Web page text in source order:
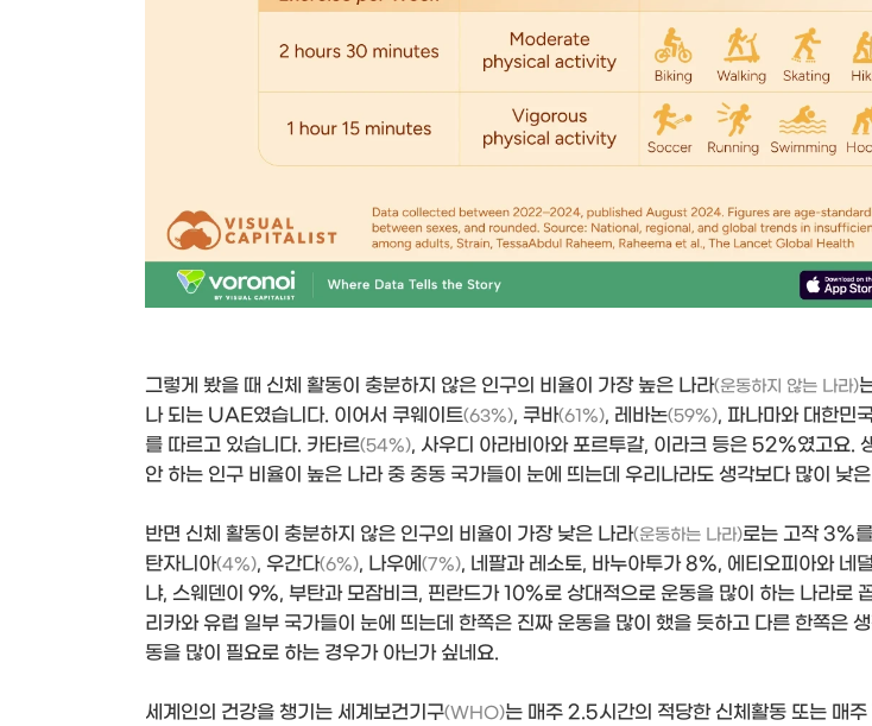
그렇게 봤을 때 신체 활동이 충분하지 않은 인구의 비율이 가장 높은 나라(운동하지 않는 나라)
나 되는 UAE였습니다. 이어서 쿠웨이트(63%), 쿠바(61%), 레바논(59%), 파나마와 대한민
를 따르고 있습니다. 카타르(54%), 사우디 아라비아와 포르투갈, 이라크 등은 52%였고요.
안 하는 인구 비율이 높은 나라 중 중동 국가들이 눈에 띄는데 우리나라도 생각보다 많이 낮
반면 신체 활동이 충분하지 않은 인구의 비율이 가장 낮은 나라(운동하는 나라)로는 고작 3%
탄자니아(4%), 우간다(6%), 나우에 (7%), 네팔과 레소토, 바누아투가 8%, 에티오피아와 네
냐, 스웨덴이 9%, 부탄과 모잠비크, 핀란드가 10%로 상대적으로 운동을 많이 하는 나라로
리카와 유럽 일부 국가들이 눈에 띄는데 한쪽은 진짜 운동을 많이 했을 듯하고 다른 한쪽은
동을 많이 필요로 하는 경우가 아닌가 싶네요.
세계인의 건강을 챙기는 세계보건기구(WHO)는 매주 2.5시간의 적당한 신체활동 또는 매